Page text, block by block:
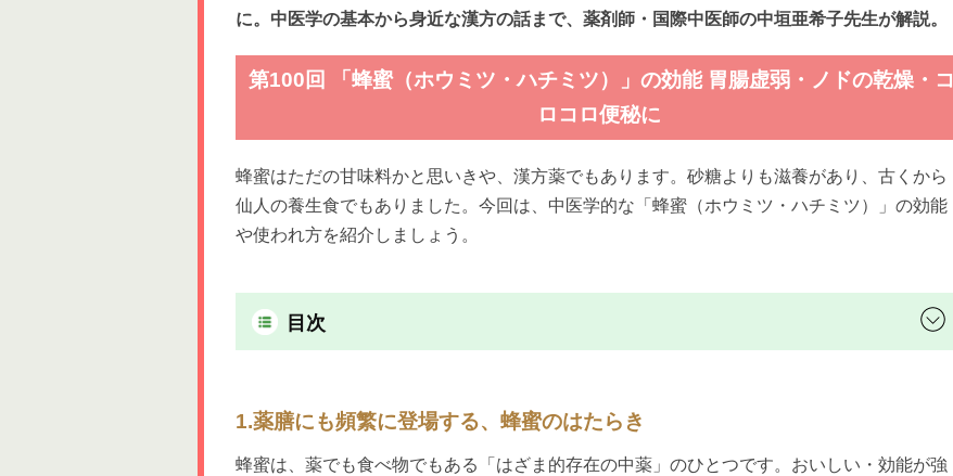
に。中医学の基本から身近な漢方の話まで、薬剤師・国際中医師の中垣亜希子先生が解説。
第100回 「蜂蜜（ホウミツ・ハチミツ）」の効能 胃腸虚弱・ノドの乾燥・コ
ロコロ便秘に
蜂蜜はただの甘味料かと思いきや、漢方薬でもあります。砂糖よりも滋養があり、古くから
仙人の養生食でもありました。今回は、中医学的な「蜂蜜（ホウミツ・ハチミツ）」の効能
や使われ方を紹介しましょう。
目次
1.薬膳にも頻繁に登場する、蜂蜜のはたらき
蜂蜜は、薬でも食べ物でもある「はざま的存在の中薬」のひとつです。おいしい・効能が強